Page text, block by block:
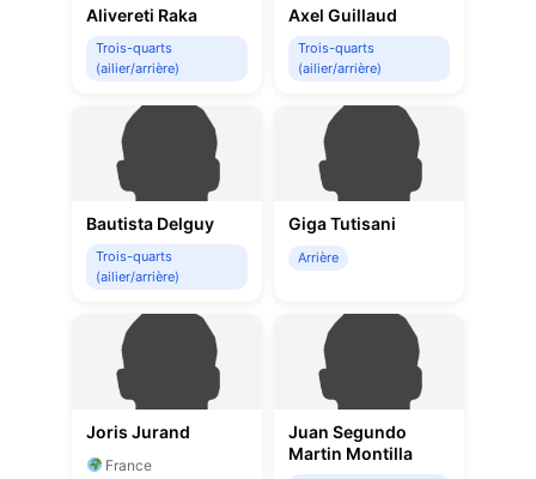
Alivereti Raka
Trois-quarts
(ailier/arrière)
Axel Guillaud
Trois-quarts
(ailier/arrière)
Bautista Delguy
Trois-quarts
(ailier/arrière)
Giga Tutisani
Arrière
Joris Jurand
France
Juan Segundo
Martin Montilla